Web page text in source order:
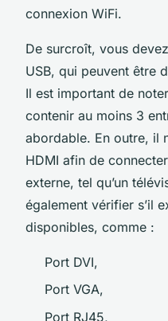
connexion WiFi.
De surcroît, vous
USB, qui peuvent être
Il est important de
contenir au moins 3
abordable. En outre, il
HDMI afin de
externe, tel qu’un
également vérifier s’il
disponibles, comme :
Port DVI,
Port VGA,
Port RJ45,